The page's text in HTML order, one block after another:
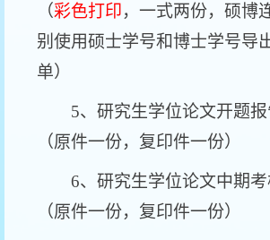
（彩色打印，一式两份，硕博
别使用硕士学号和博士学号导
单）
5、研究生学位论文开题
（原件一份，复印件一份）
6、研究生学位论文中期
（原件一份，复印件一份）